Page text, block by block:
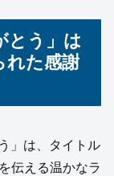
とう」は
れた感謝
」は、タイトル
伝える温かなラ